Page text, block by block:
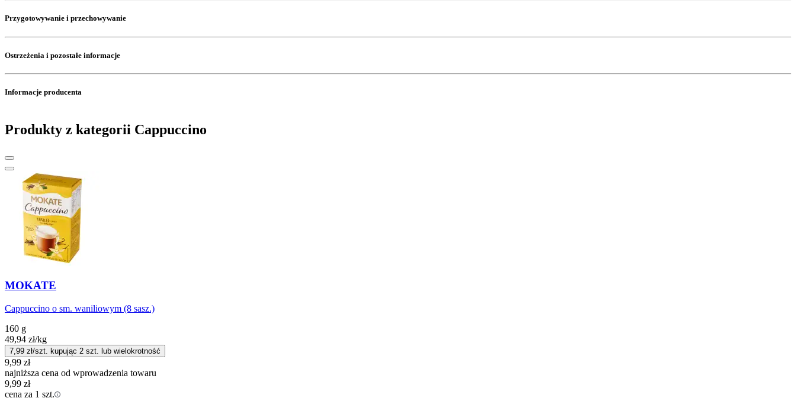
Przygotowywanie i przechowywanie
Ostrzeżenia i pozostałe informacje
Informacje producenta
Produkty z kategorii Cappuccino
MOKATE
Cappuccino o sm. waniliowym (8 sasz.)
160 g
49,94 zł/kg
7,99 zł/szt. kupując 2 szt. lub wielokrotność
9,99 zł
najniższa cena od wprowadzenia towaru
9,99 zł
cena za 1 szt.